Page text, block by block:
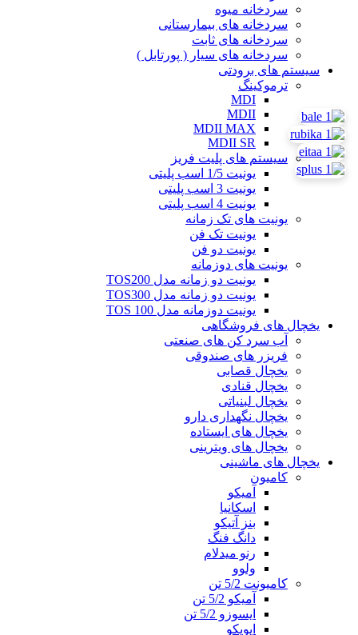
سردخانه میوه
سردخانه های بیمارستانی
سردخانه های ثابت
سردخانه های سیار ( پورتابل )
سیستم های برودتی
ترموکینگ
MDI
MDII
MDII MAX
MDII SR
سیستم های پلیت فریز
یونیت 1/5 اسب پلیتی
یونیت 3 اسب پلیتی
یونیت 4 اسب پلیتی
یونیت های تک زمانه
یونیت تک فن
یونیت دو فن
یونیت های دوزمانه
یونیت دو زمانه مدل TOS200
یونیت دو زمانه مدل TOS300
یونیت دوزمانه مدل TOS 100
یخچال های فروشگاهی
آب سرد کن های صنعتی
فریزر های صندوقی
یخچال قصابی
یخچال قنادی
یخچال لبنیاتی
یخچال نگهداری دارو
یخچال های ایستاده
یخچال های ویترینی
یخچال های ماشینی
کامیون
آمیکو
اسکانیا
بنز آتیکو
دانگ فنگ
رنو میدلام
ولوو
کامیونت 5/2 تن
آمیکو 5/2 تن
ایسوزو 5/2 تن
ایویکو